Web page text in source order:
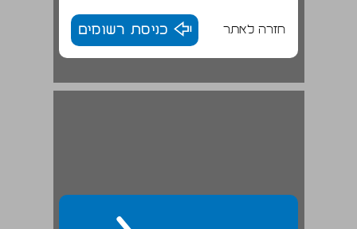
חזרה לאתר כניסת רשומים
המושבות - אורות והרבה צללים ... 23